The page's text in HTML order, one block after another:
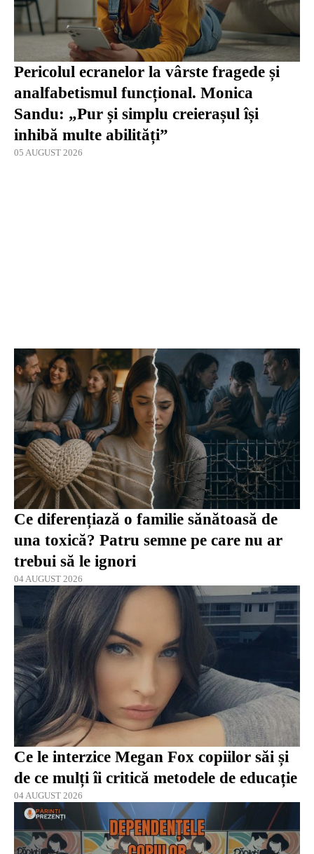
Pericolul ecranelor la vârste fragede și
analfabetismul funcțional. Monica
Sandu: „Pur și simplu creierașul își
inhibă multe abilități”
05 AUGUST 2026
Ce diferențiază o familie sănătoasă de
una toxică? Patru semne pe care nu ar
trebui să le ignori
04 AUGUST 2026
Ce le interzice Megan Fox copiilor săi și
de ce mulți îi critică metodele de educație
04 AUGUST 2026